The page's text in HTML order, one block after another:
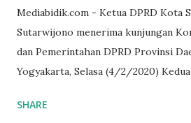
Mediabidik.com - Ketua DPRD Kota
Sutarwijono menerima kunjungan
dan Pemerintahan DPRD Provinsi
Yogyakarta, Selasa (4/2/2020)
memperkuat Demokrasi Pancasila.
SHARE